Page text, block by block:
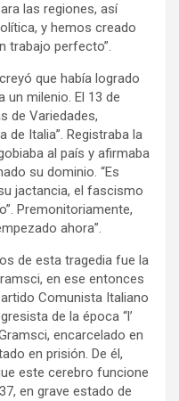
las regiones, así
y hemos creado
trabajo perfecto”.
que había logrado
un milenio. El 13 de
de Variedades,
de Italia”. Registraba la
al país y afirmaba
su dominio. “Es
jactancia, el fascismo
Premonitoriamente,
ahora”.
de esta tragedia fue la
en ese entonces
Comunista Italiano
de la época “l’
encarcelado en
en prisión. De él,
este cerebro funcione
en grave estado de